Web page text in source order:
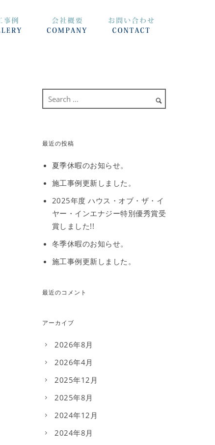
最近の投稿
夏季休暇のお知らせ。
施工事例更新しました。
2025年度 ハウス・オブ・ザ・イ
ヤー・インエナジー特別優秀賞受
賞しました!!
冬季休暇のお知らせ。
施工事例更新しました。
最近のコメント
アーカイブ
2026年8月
2026年4月
2025年12月
2025年8月
2024年12月
2024年8月